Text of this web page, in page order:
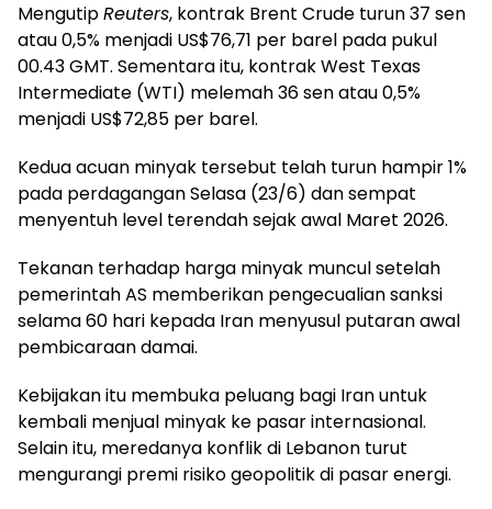
MengutipReuters, kontrak Brent Crude turun 37 sen
atau 0,5% menjadi US$76,71 per barel pada pukul
00.43 GMT. Sementara itu, kontrak West Texas
Intermediate (WTI) melemah 36 sen atau 0,5%
menjadi US$72,85 per barel.
Kedua acuan minyak tersebut telah turun hampir 1%
pada perdagangan Selasa (23/6) dan sempat
menyentuh level terendah sejak awal Maret 2026.
Tekanan terhadap harga minyak muncul setelah
pemerintah AS memberikan pengecualian sanksi
selama 60 hari kepada Iran menyusul putaran awal
pembicaraan damai.
Kebijakan itu membuka peluang bagi Iran untuk
kembali menjual minyak ke pasar internasional.
Selain itu, meredanya konflik di Lebanon turut
mengurangi premi risiko geopolitik di pasar energi.